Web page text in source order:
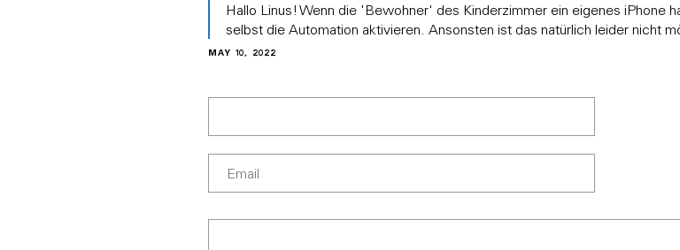
to
(No
Linus
Hallo Linus! Wenn die 'Bewohner' des Kinderzimmer ein eigenes iPhone
selbst die Automation aktivieren. Ansonsten ist das natürlich leider nicht
MAY 10, 2022